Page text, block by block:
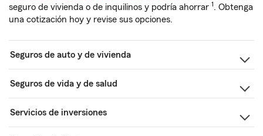
seguro de vivienda o de inquilinos y podría ahorrar 1. Obtenga
una cotización hoy y revise sus opciones.
Seguros de auto y de vivienda
Seguros de vida y de salud
Servicios de inversiones